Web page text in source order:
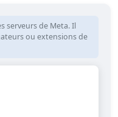
serveurs de Meta. Il
ou extensions de